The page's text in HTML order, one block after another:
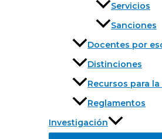
Servicios
Sanciones
Docentes por
Distinciones
Recursos para
Reglamentos
Investigación